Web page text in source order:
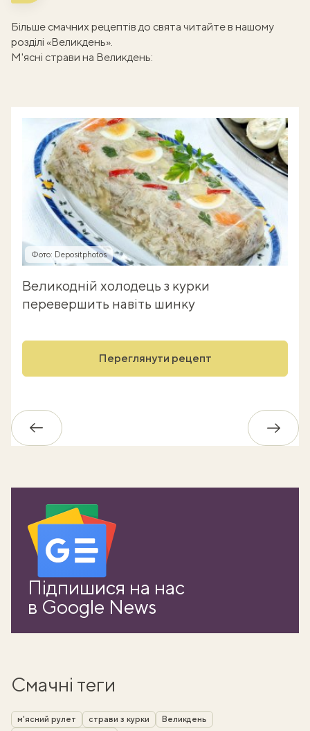
Більше смачних рецептів до свята читайте в нашому
розділі «Великдень».
М'ясні страви на Великдень:
Фото: Depositphotos
Великодній холодець з курки
перевершить навіть шинку
Переглянути рецепт
Назад
Підпишися на нас
в Google News
Смачні теги
м'ясний рулет страви з курки
Великдень